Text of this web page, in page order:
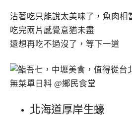
沾著吃只能說太美味了，魚肉相
吃完兩片感覺意猶未盡
還想再吃不過沒了，等下一道
北海道厚岸生蠔